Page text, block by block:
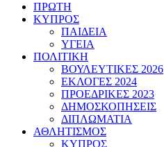
ΠΡΩΤΗ
ΚΥΠΡΟΣ
ΠΑΙΔΕΙΑ
ΥΓΕΙΑ
ΠΟΛΙΤΙΚΗ
ΒΟΥΛΕΥΤΙΚΕΣ 2026
ΕΚΛΟΓΕΣ 2024
ΠΡΟΕΔΡΙΚΕΣ 2023
ΔΗΜΟΣΚΟΠΗΣΕΙΣ
ΔΙΠΛΩΜΑΤΙΑ
ΑΘΛΗΤΙΣΜΟΣ
ΚΥΠΡΟΣ